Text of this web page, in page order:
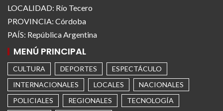
LOCALIDAD: Río Tecero
PROVINCIA: Córdoba
PAÍS: República Argentina
MENÚ PRINCIPAL
CULTURA DEPORTES
ESPECTÁCULO
INTERNACIONALES
LOCALES
NACIONALES
POLICIALES
REGIONALES TECNOLOGÍA